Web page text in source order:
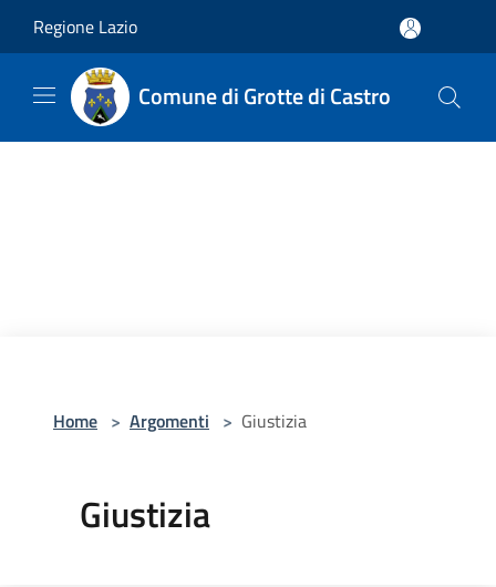
Regione Lazio
Comune di Grotte di Castro
Home > Argomenti > Giustizia
Giustizia